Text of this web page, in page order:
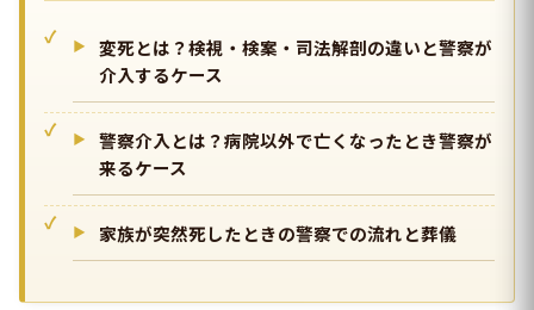
変死とは？検視・検案・司法解剖の違いと警察が
介入するケース
警察介入とは？病院以外で亡くなったとき警察が
来るケース
家族が突然死したときの警察での流れと葬儀